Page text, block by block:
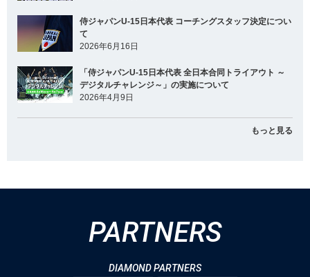
侍ジャパンU-15日本代表 コーチングスタッフ決定につい
て
2026年6月16日
「侍ジャパンU-15日本代表 全日本合同トライアウト ～
デジタルチャレンジ～」の実施について
2026年4月9日
もっと見る
PARTNERS
DIAMOND PARTNERS